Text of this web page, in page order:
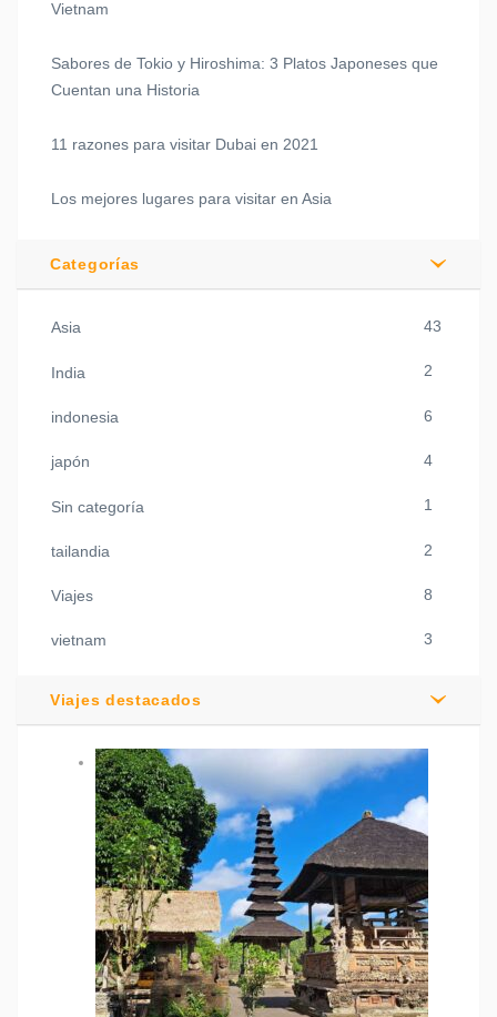
Vietnam
Sabores de Tokio y Hiroshima: 3 Platos Japoneses que
Cuentan una Historia
11 razones para visitar Dubai en 2021
Los mejores lugares para visitar en Asia
Categorías
Asia 43
India 2
indonesia 6
japón 4
Sin categoría 1
tailandia 2
Viajes 8
vietnam 3
Viajes destacados